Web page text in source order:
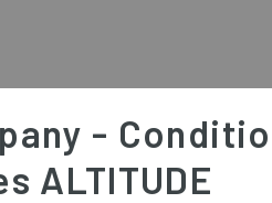
-
ALTITUDE